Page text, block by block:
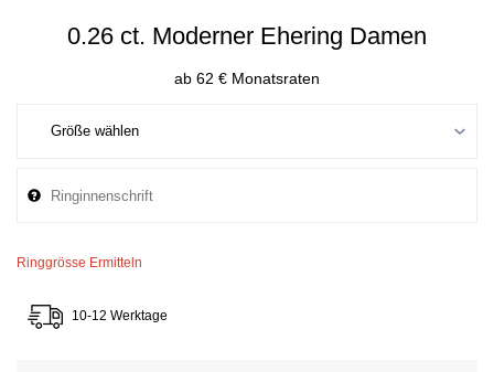
0.26 ct. Moderner Ehering Damen
ab 62 € Monatsraten
Ringgrösse Ermitteln
10-12 Werktage